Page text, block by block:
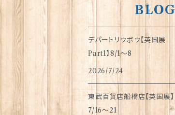
BLOG
デパートリウボウ【英国展
Part1】8/1〜8
2026/7/24
東武百貨店船橋店【英国展】
7/16～21